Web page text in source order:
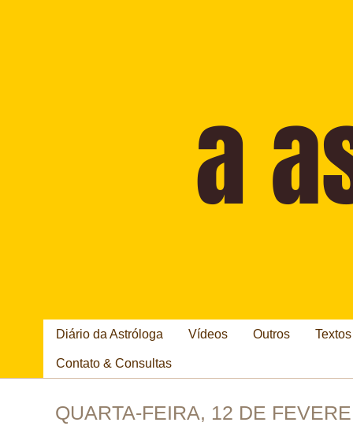
Diário da Astróloga Vídeos Outros
Contato & Consultas
QUARTA-FEIRA, 12 DE